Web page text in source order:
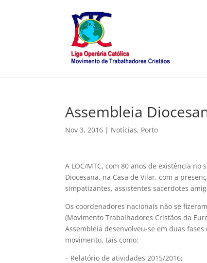
Assembleia
Nov 3, 2016 | Notícias, Porto
A LOC/MTC, com 80 anos de existência
Diocesana, na Casa de Vilar, com a
simpatizantes, assistentes sacerdotes
Os coordenadores nacionais não se
(Movimento Trabalhadores Cristãos da
Assembleia desenvolveu-se em duas
movimento, tais como:
– Relatório de atividades 2015/2016;